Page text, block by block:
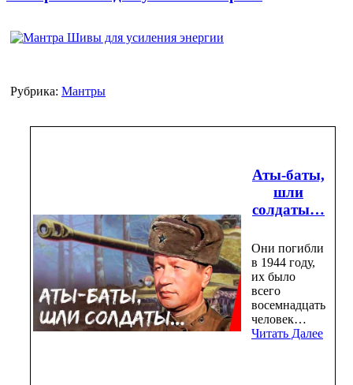
Рубрика: Мантры
Аты-баты,
шли
солдаты…
Они погибли
в 1944 году,
их было
всего
восемнадцать
человек…
Читать Далее